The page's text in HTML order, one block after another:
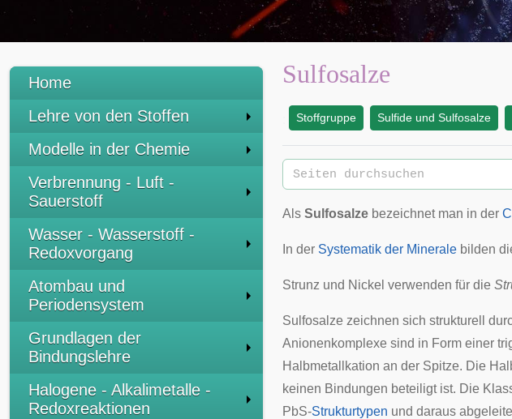
Home
Lehre von den Stoffen
Modelle in der Chemie
Verbrennung - Luft -
Sauerstoff
Wasser - Wasserstoff -
Redoxvorgang
Atombau und
Periodensystem
Grundlagen der
Bindungslehre
Halogene - Alkalimetalle -
Redoxreaktionen
Sulfosalze
Stoffgruppe Sulfide und Sulfosalze
Als Sulfosalze bezeichnet man in der
In der Systematik der Minerale bilden
Strunz und Nickel verwenden für die
Sulfosalze zeichnen sich strukturell
Anionenkomplexe sind in Form einer
Halbmetallkation an der Spitze. Die
keinen Bindungen beteiligt ist. Die
PbS-Strukturtypen und daraus